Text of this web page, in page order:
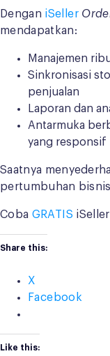
Dengan iSeller
mendapatkan:
Manajemen
Sinkronisasi
penjualan
Laporan dan
Antarmuka
yang responsif
Saatnya
pertumbuhan
Coba GRATIS
Share this:
X
Facebook
Like this: